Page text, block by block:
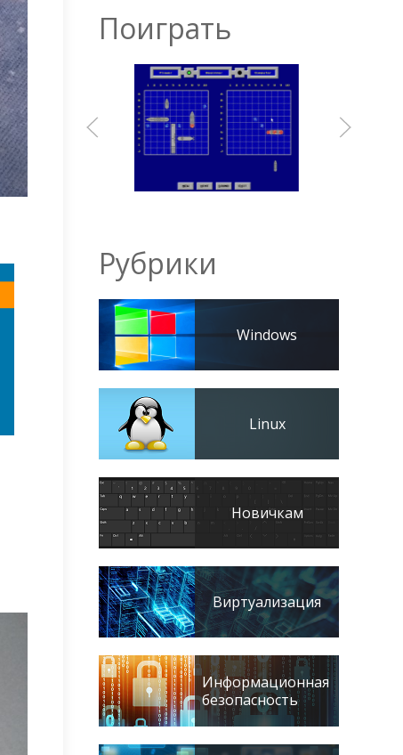
Поиграть
Рубрики
Windows
Linux
Новичкам
Виртуализация
Информационная
безопасность